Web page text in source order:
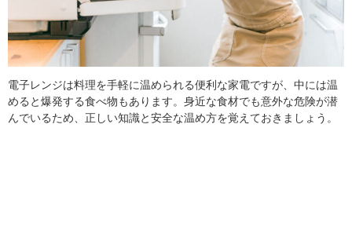
おすすめ
電子レンジは料理を手軽に温められる便利な家電ですが、中には温
めると爆発する食べ物もあります。身近な食材でも意外な危険が潜
んでいるため、正しい知識と安全な温め方を覚えておきましょう。